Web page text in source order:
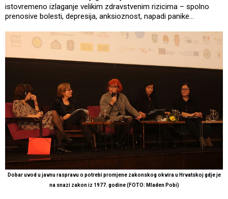
istovremeno izlaganje velikim zdravstvenim rizicima – spolno
prenosive bolesti, depresija, anksioznost, napadi panike…
Dobar uvod u javnu raspravu o potrebi promjene zakonskog okvira u Hrvatskoj gdje je
na snazi zakon iz 1977. godine (FOTO: Mladen Pobi)